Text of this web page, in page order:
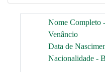
Nome Completo
Venâncio
Data de
Nacionalidade -